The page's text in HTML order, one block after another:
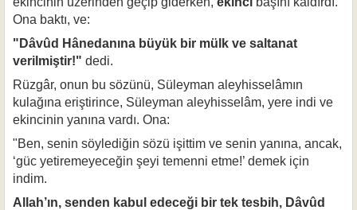
Ona baktı, ve:
"Dâvûd Hânedanına büyük bir mülk ve saltanat
verilmiştir!" dedi.
Rüzgâr, onun bu sözünü, Süleyman aleyhisselâmın
kulağına eriştirince, Sü­leyman aleyhisselâm, yere indi ve
ekincinin yanına vardı. Ona:
"Ben, senin söylediğin sözü işittim ve senin yanına, ancak,
‘güc yetiremeyeceğin şeyi temenni etme!’ demek için
indim.
Allah’ın, senden kabul edeceği bir tek tesbih, Dâvûd